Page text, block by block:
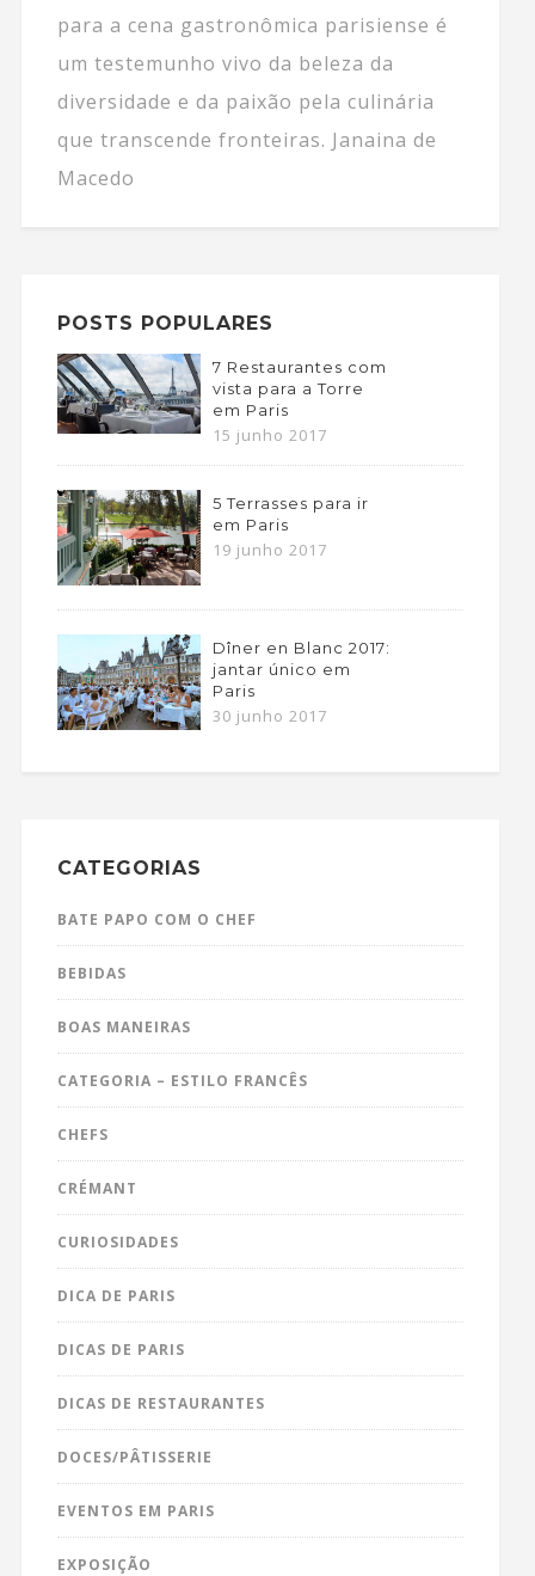
para a cena gastronômica parisiense é
um testemunho vivo da beleza da
diversidade e da paixão pela culinária
que transcende fronteiras. Janaina de
Macedo
POSTS POPULARES
7 Restaurantes com
vista para a Torre
em Paris
15 junho 2017
5 Terrasses para ir
em Paris
19 junho 2017
Dîner en Blanc 2017:
jantar único em
Paris
30 junho 2017
CATEGORIAS
BATE PAPO COM O CHEF
BEBIDAS
BOAS MANEIRAS
CATEGORIA – ESTILO FRANCÊS
CHEFS
CRÉMANT
CURIOSIDADES
DICA DE PARIS
DICAS DE PARIS
DICAS DE RESTAURANTES
DOCES/PÂTISSERIE
EVENTOS EM PARIS
EXPOSIÇÃO